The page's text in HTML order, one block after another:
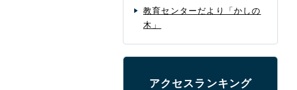
教育センターだより「かしの
木」
アクセスランキング